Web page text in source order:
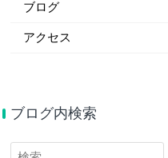
ブログ
アクセス
ブログ内検索
検